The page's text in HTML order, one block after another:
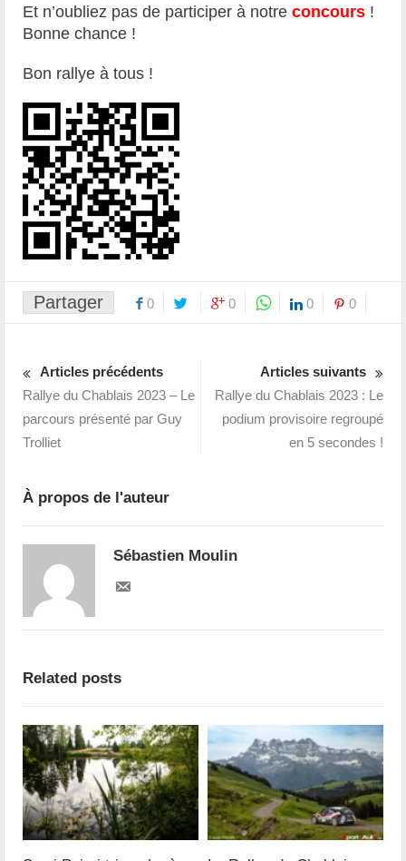
Et n’oubliez pas de participer à notreconcours !
Bonne chance !
Bon rallye à tous !
Partager 0 0 0 0
Articles précédents
Rallye du Chablais 2023 – Le
parcours présenté par Guy
Trolliet
Articles suivants
Rallye du Chablais 2023 : Le
podium provisoire regroupé
en 5 secondes !
À propos de l'auteur
Sébastien Moulin
Related posts